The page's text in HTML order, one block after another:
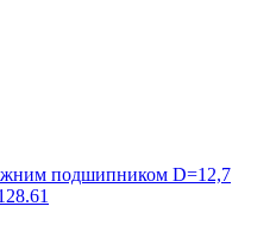
подшипником D=12,7